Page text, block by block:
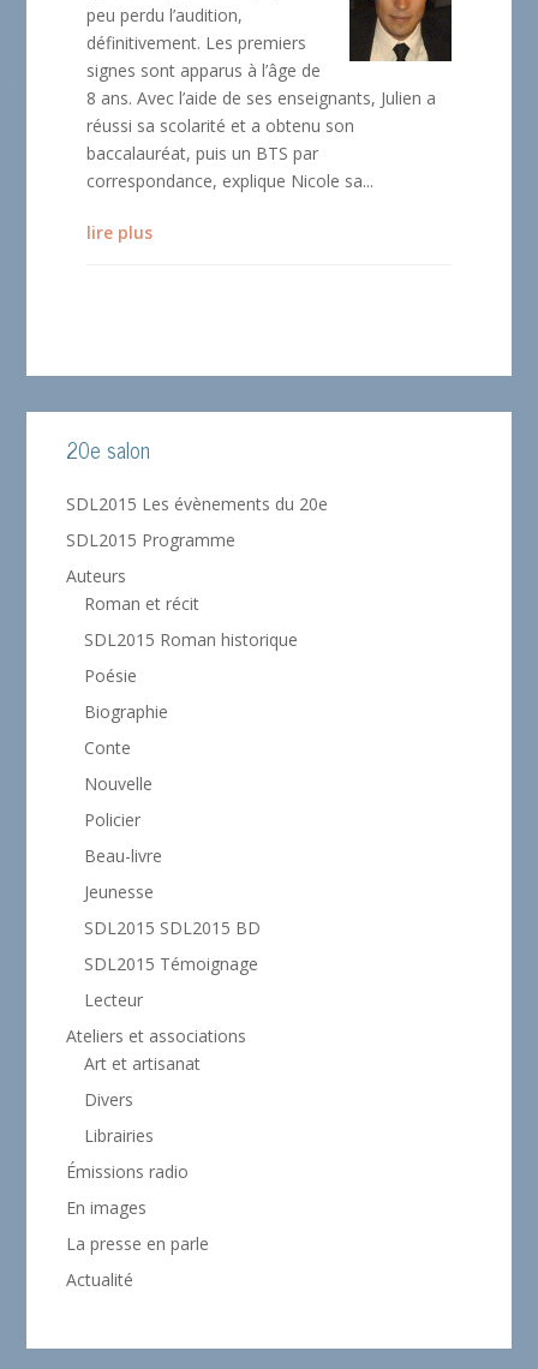
peu perdu l’audition,
définitivement. Les premiers
signes sont apparus à l’âge de
8 ans. Avec l’aide de ses enseignants, Julien a
réussi sa scolarité et a obtenu son
baccalauréat, puis un BTS par
correspondance, explique Nicole sa...
lire plus
20e salon
SDL2015 Les évènements du 20e
SDL2015 Programme
Auteurs
Roman et récit
SDL2015 Roman historique
Poésie
Biographie
Conte
Nouvelle
Policier
Beau-livre
Jeunesse
SDL2015 SDL2015 BD
SDL2015 Témoignage
Lecteur
Ateliers et associations
Art et artisanat
Divers
Librairies
Émissions radio
En images
La presse en parle
Actualité